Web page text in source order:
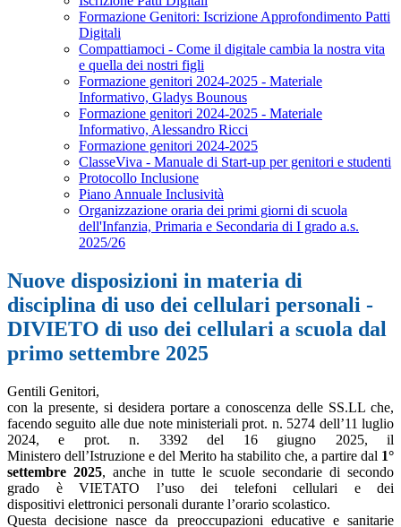
Formazione Genitori: Iscrizione Approfondimento Patti
Digitali
Compattiamoci - Come il digitale cambia la nostra vita
e quella dei nostri figli
Formazione genitori 2024-2025 - Materiale
Informativo, Gladys Bounous
Formazione genitori 2024-2025 - Materiale
Informativo, Alessandro Ricci
Formazione genitori 2024-2025
ClasseViva - Manuale di Start-up per genitori e studenti
Protocollo Inclusione
Piano Annuale Inclusività
Organizzazione oraria dei primi giorni di scuola
dell'Infanzia, Primaria e Secondaria di I grado a.s.
2025/26
Nuove disposizioni in materia di
disciplina di uso dei cellulari personali -
DIVIETO di uso dei cellulari a scuola dal
primo settembre 2025
Gentili Genitori,
con la presente, si desidera portare a conoscenza delle SS.LL che,
facendo seguito alle due note ministeriali prot. n. 5274 dell’11 luglio
2024, e prot. n. 3392 del 16 giugno 2025, il
Ministero dell’Istruzione e del Merito ha stabilito che, a partire dal 1°
settembre 2025, anche in tutte le scuole secondarie di secondo
grado è VIETATO l’uso dei telefoni cellulari e dei
dispositivi elettronici personali durante l’orario scolastico.
Questa decisione nasce da preoccupazioni educative e sanitarie